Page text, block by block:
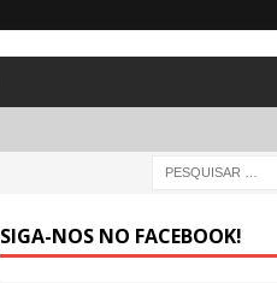
SIGA-NOS NO FACEBOOK!